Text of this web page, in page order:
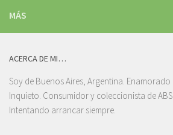
MÁS
ACERCA DE MI…
Soy de Buenos Aires, Argentina.
Inquieto. Consumidor y coleccionista de
Intentando arrancar siempre.